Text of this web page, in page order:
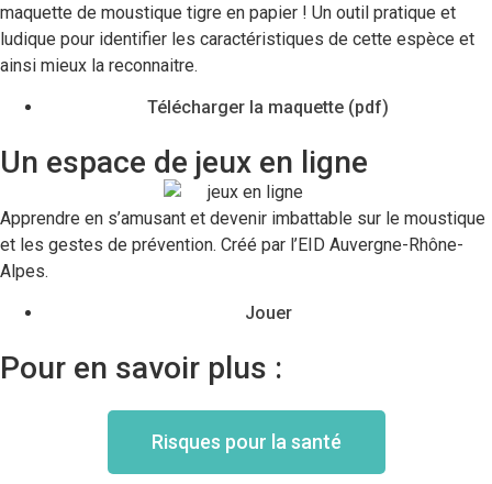
maquette de moustique tigre en papier ! Un outil pratique et
ludique pour identifier les caractéristiques de cette espèce et
ainsi mieux la reconnaitre.
Télécharger la maquette (pdf)
Un espace de jeux en ligne
Apprendre en s’amusant et devenir imbattable sur le moustique
et les gestes de prévention. Créé par l’EID Auvergne-Rhône-
Alpes.
Jouer
Pour en savoir plus :
Risques pour la santé